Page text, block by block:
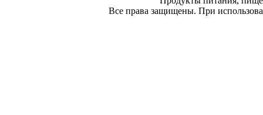
Все права защищены. При